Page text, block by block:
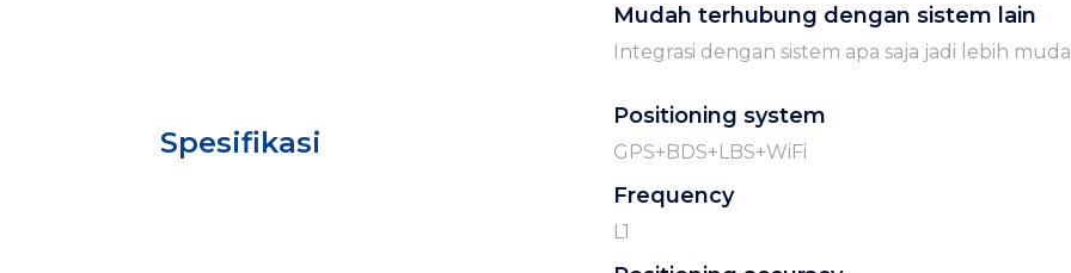
Mudah terhubung dengan sistem lain
Integrasi dengan sistem apa saja jadi lebih
Spesifikasi
Positioning system
GPS+BDS+LBS+WiFi
Frequency
L1